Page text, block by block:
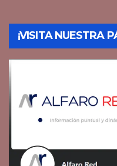
¡VISITA NUESTRA